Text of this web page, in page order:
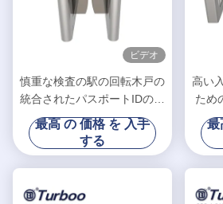
ビデオ
慎重な検査の駅の回転木戸の
統合されたパスポートIDの読
者ABのドア
最高 の 価格 を 入手
する
高い
ため
の
最